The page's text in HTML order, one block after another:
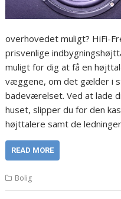
overhovedet muligt? HiFi-
prisvenlige
muligt for dig at få en
væggene, om det gælder i
badeværelset. Ved at lade
huset, slipper du for den
højttalere samt de
READ MORE
Bolig